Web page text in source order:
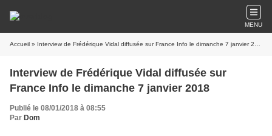
MENU
Accueil » Interview de Frédérique Vidal diffusée sur France Info le dimanche 7 janvier 2018
Interview de Frédérique Vidal diffusée sur
France Info le dimanche 7 janvier 2018
Publié le 08/01/2018 à 08:55
Par Dom